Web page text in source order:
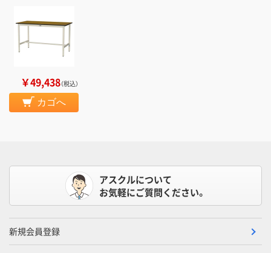
￥49,438（税込）
カゴへ
アスクルについて
お気軽にご質問ください。
新規会員登録